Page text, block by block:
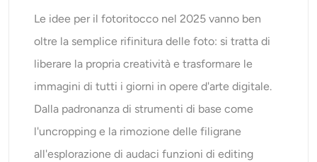
Le idee per il fotoritocco nel 2025 vanno ben
oltre la semplice rifinitura delle foto: si tratta di
liberare la propria creatività e trasformare le
immagini di tutti i giorni in opere d'arte digitale.
Dalla padronanza di strumenti di base come
l'uncropping e la rimozione delle filigrane
all'esplorazione di audaci funzioni di editing